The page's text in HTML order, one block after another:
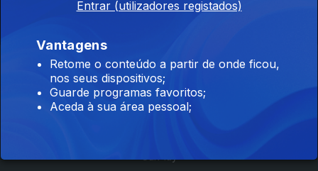
Instale a aplicaçãoRTP Play
Entrar (utilizadores registados)
Vantagens
Retome o conteúdo a partir de onde ficou,
nos seus dispositivos;
Guarde programas favoritos;
Aceda à sua área pessoal;